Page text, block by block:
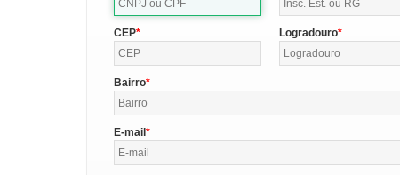
CEP Logradouro
Bairro
E-mail